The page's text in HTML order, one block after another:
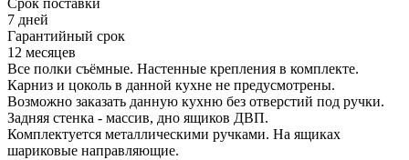
Срок поставки
7 дней
Гарантийный срок
12 месяцев
Все полки съёмные. Настенные крепления в комплекте.
Карниз и цоколь в данной кухне не предусмотрены.
Возможно заказать данную кухню без отверстий под ручки.
Задняя стенка - массив, дно ящиков ДВП.
Комплектуется металлическими ручками. На ящиках
шариковые направляющие.